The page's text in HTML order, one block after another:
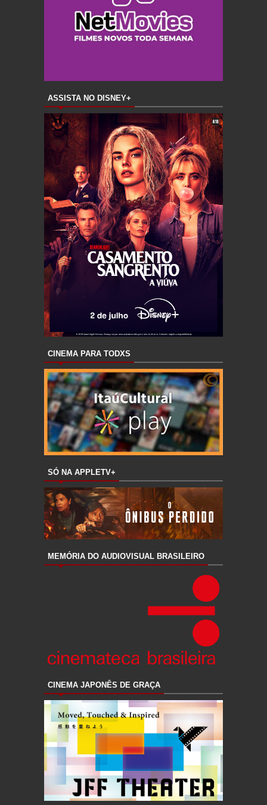
ASSISTA NO DISNEY+
CINEMA PARA TODXS
SÓ NA APPLETV+
MEMÓRIA DO AUDIOVISUAL BRASILEIRO
CINEMA JAPONÊS DE GRAÇA